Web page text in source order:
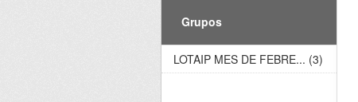
Grupos
LOTAIP MES DE FEBRE... (3)